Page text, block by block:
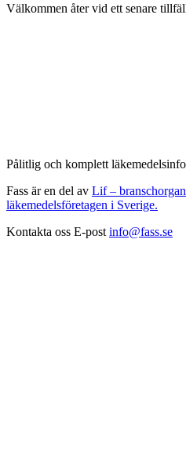
Välkommen åter vid ett senare
Pålitlig och komplett
Fass är en del av Lif –
läkemedelsföretagen i Sverige.
Kontakta oss E-post info@fass.se